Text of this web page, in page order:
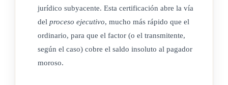
ARTÍCULO 3
Modalidades de factoreo
jurídico subyacente. Esta certificación abre la vía
del proceso ejecutivo, mucho más rápido que el
ordinario, para que el factor (o el transmitente,
según el caso) cobre el saldo insoluto al pagador
moroso.